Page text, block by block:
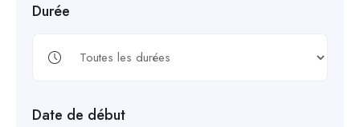
Durée
Date de début